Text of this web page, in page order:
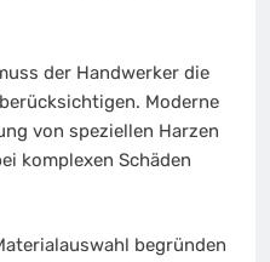
der Handwerker die
Moderne
von speziellen Harzen
komplexen Schäden
begründen